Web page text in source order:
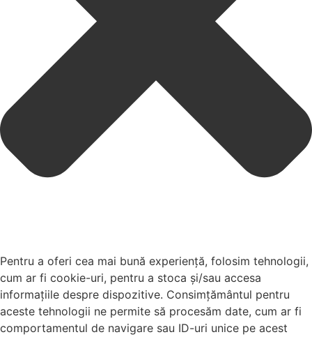
Pentru a oferi cea mai bună experiență, folosim tehnologii,
cum ar fi cookie-uri, pentru a stoca și/sau accesa
informațiile despre dispozitive. Consimțământul pentru
aceste tehnologii ne permite să procesăm date, cum ar fi
comportamentul de navigare sau ID-uri unice pe acest